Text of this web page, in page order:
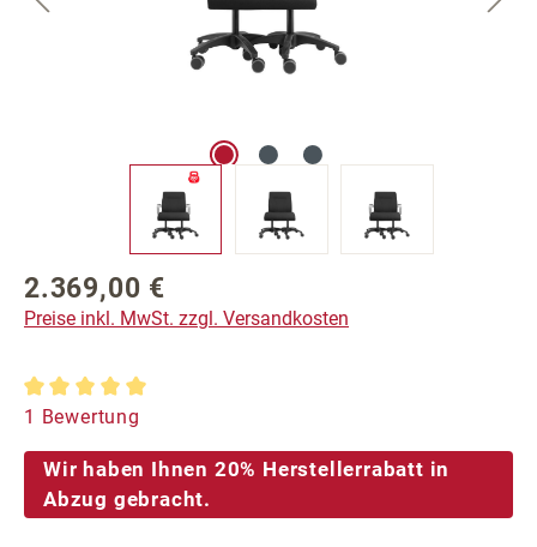
Regulärer Preis:
2.369,00 €
Preise inkl. MwSt. zzgl. Versandkosten
Durchschnittliche Bewertung von 5 von 5 Sternen
1 Bewertung
Wir haben Ihnen 20% Herstellerrabatt in
Abzug gebracht.